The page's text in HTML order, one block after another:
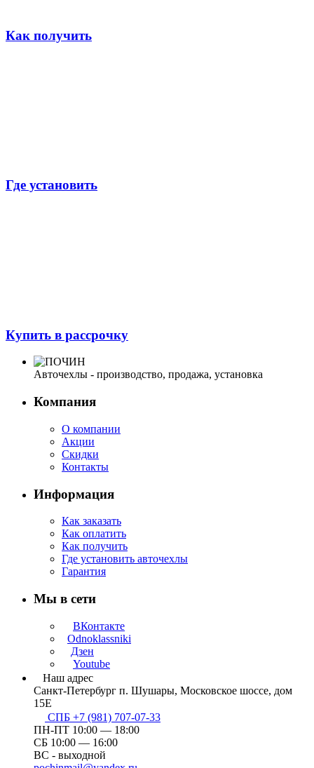
Как получить
Где установить
Купить в рассрочку
Авточехлы - производство, продажа, установка
Компания
О компании
Акции
Скидки
Контакты
Информация
Как заказать
Как оплатить
Как получить
Где установить авточехлы
Гарантия
Мы в сети
ВКонтакте
Odnoklassniki
Дзен
Youtube
Наш адрес
Санкт-Петербург п. Шушары, Московское шоссе, дом
15Е
СПБ +7 (981) 707-07-33
ПН-ПТ 10:00 — 18:00
СБ 10:00 — 16:00
ВС - выходной